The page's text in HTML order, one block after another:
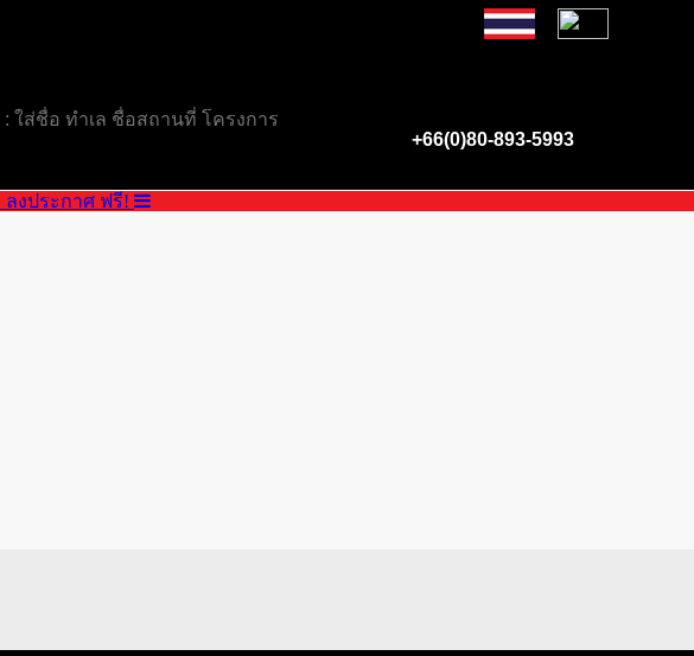
ใหญ่ตั้งอยู่ที่จังหวัดสระบุรี เรามีบริการรับฝาก ขาย-เช่า อสังหาริมทรั
+66(0)80-893-5993
ลงประกาศ ฟรี!